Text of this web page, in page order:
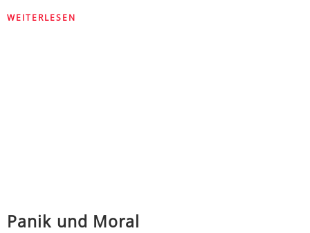
WEITERLESEN
Panik und Moral